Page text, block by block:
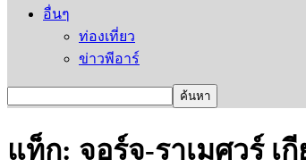
อื่นๆ
ท่องเที่ยว
ข่าวพีอาร์
แท็ก: จอร์จ-ราเมศวร์ เ